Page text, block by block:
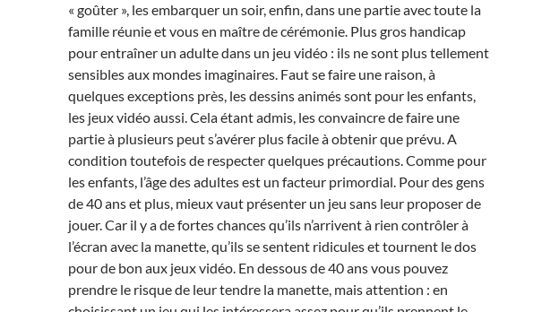
« goûter », les embarquer un soir, enfin, dans une partie avec toute la
famille réunie et vous en maître de cérémonie. Plus gros handicap
pour entraîner un adulte dans un jeu vidéo : ils ne sont plus tellement
sensibles aux mondes imaginaires. Faut se faire une raison, à
quelques exceptions près, les dessins animés sont pour les enfants,
les jeux vidéo aussi. Cela étant admis, les convaincre de faire une
partie à plusieurs peut s’avérer plus facile à obtenir que prévu. A
condition toutefois de respecter quelques précautions. Comme pour
les enfants, l’âge des adultes est un facteur primordial. Pour des gens
de 40 ans et plus, mieux vaut présenter un jeu sans leur proposer de
jouer. Car il y a de fortes chances qu’ils n’arrivent à rien contrôler à
l’écran avec la manette, qu’ils se sentent ridicules et tournent le dos
pour de bon aux jeux vidéo. En dessous de 40 ans vous pouvez
prendre le risque de leur tendre la manette, mais attention : en